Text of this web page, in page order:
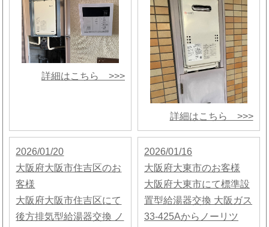
詳細はこちら >>>
詳細はこちら >>>
2026/01/20
大阪府大阪市住吉区のお
客様
大阪府大阪市住吉区にて
後方排気型給湯器交換 ノ
2026/01/16
大阪府大東市のお客様
大阪府大東市にて標準設
置型給湯器交換 大阪ガス
33-425Aからノーリツ